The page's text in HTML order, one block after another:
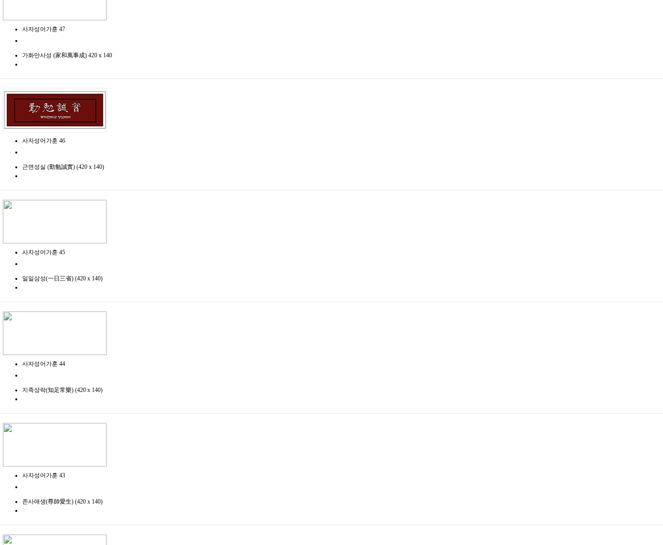
사자성어가훈 47
가화만사성 (家和萬事成) 420 x 140
사자성어가훈 46
근면성실 (勤勉誠實) (420 x 140)
사자성어가훈 45
일일삼성(一日三省) (420 x 140)
사자성어가훈 44
지족상락(知足常樂) (420 x 140)
사자성어가훈 43
존사애생(尊師愛生) (420 x 140)